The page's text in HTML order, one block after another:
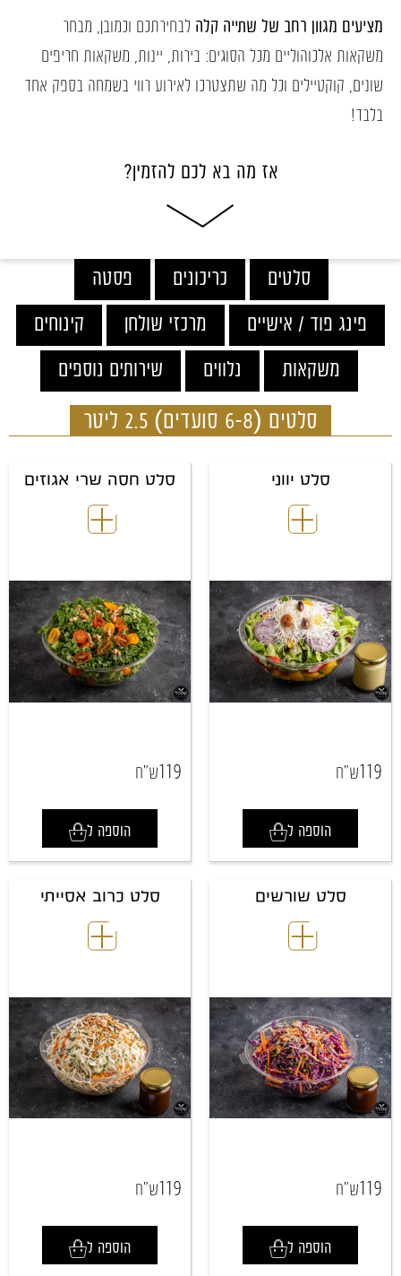
מציעים מגוון רחב של שתייה קלה לבחירתכם וכמובן, מבחר
משקאות אלכוהוליים מכל הסוגים: בירות, יינות, משקאות חריפים
שונים, קוקטיילים וכל מה שתצטרכו לאירוע רווי בשמחה בספק אחד
בלבד!
אז מה בא לכם להזמין?
סלטים כריכונים
פסטה
פינג פוד / אישיים
מרכזי שולחן
קינוחים
משקאות
נלווים שירותים נוספים
סלטים (6-8 סועדים) 2.5 ליטר
סלט יווני
119ש"ח
הוספה ל
סלט חסה שרי אגוזים
119ש"ח
הוספה ל
סלט שורשים
119ש"ח
הוספה ל
סלט כרוב אסייתי
119ש"ח
הוספה ל